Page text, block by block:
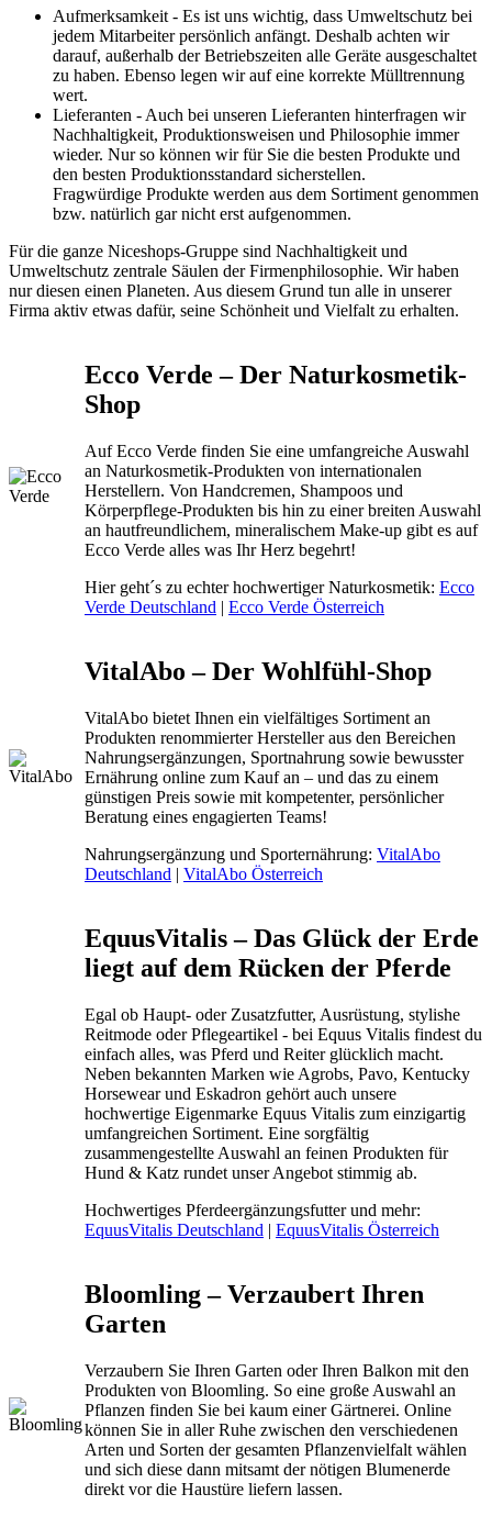
Aufmerksamkeit - Es ist uns wichtig, dass Umweltschutz bei
jedem Mitarbeiter persönlich anfängt. Deshalb achten wir
darauf, außerhalb der Betriebszeiten alle Geräte ausgeschaltet
zu haben. Ebenso legen wir auf eine korrekte Mülltrennung
wert.
Lieferanten - Auch bei unseren Lieferanten hinterfragen wir
Nachhaltigkeit, Produktionsweisen und Philosophie immer
wieder. Nur so können wir für Sie die besten Produkte und
den besten Produktionsstandard sicherstellen.
Fragwürdige Produkte werden aus dem Sortiment genommen
bzw. natürlich gar nicht erst aufgenommen.
Für die ganze Niceshops-Gruppe sind Nachhaltigkeit und
Umweltschutz zentrale Säulen der Firmenphilosophie. Wir haben
nur diesen einen Planeten. Aus diesem Grund tun alle in unserer
Firma aktiv etwas dafür, seine Schönheit und Vielfalt zu erhalten.
Ecco Verde – Der Naturkosmetik-
Shop
Auf Ecco Verde finden Sie eine umfangreiche Auswahl
an Naturkosmetik-Produkten von internationalen
Herstellern. Von Handcremen, Shampoos und
Körperpflege-Produkten bis hin zu einer breiten Auswahl
an hautfreundlichem, mineralischem Make-up gibt es auf
Ecco Verde alles was Ihr Herz begehrt!
Hier geht´s zu echter hochwertiger Naturkosmetik: Ecco
Verde Deutschland | Ecco Verde Österreich
VitalAbo – Der Wohlfühl-Shop
VitalAbo bietet Ihnen ein vielfältiges Sortiment an
Produkten renommierter Hersteller aus den Bereichen
Nahrungsergänzungen, Sportnahrung sowie bewusster
Ernährung online zum Kauf an – und das zu einem
günstigen Preis sowie mit kompetenter, persönlicher
Beratung eines engagierten Teams!
Nahrungsergänzung und Sporternährung: VitalAbo
Deutschland | VitalAbo Österreich
EquusVitalis – Das Glück der Erde
liegt auf dem Rücken der Pferde
Egal ob Haupt- oder Zusatzfutter, Ausrüstung, stylishe
Reitmode oder Pflegeartikel - bei Equus Vitalis findest du
einfach alles, was Pferd und Reiter glücklich macht.
Neben bekannten Marken wie Agrobs, Pavo, Kentucky
Horsewear und Eskadron gehört auch unsere
hochwertige Eigenmarke Equus Vitalis zum einzigartig
umfangreichen Sortiment. Eine sorgfältig
zusammengestellte Auswahl an feinen Produkten für
Hund & Katz rundet unser Angebot stimmig ab.
Hochwertiges Pferdeergänzungsfutter und mehr:
EquusVitalis Deutschland | EquusVitalis Österreich
Bloomling – Verzaubert Ihren
Garten
Verzaubern Sie Ihren Garten oder Ihren Balkon mit den
Produkten von Bloomling. So eine große Auswahl an
Pflanzen finden Sie bei kaum einer Gärtnerei. Online
können Sie in aller Ruhe zwischen den verschiedenen
Arten und Sorten der gesamten Pflanzenvielfalt wählen
und sich diese dann mitsamt der nötigen Blumenerde
direkt vor die Haustüre liefern lassen.